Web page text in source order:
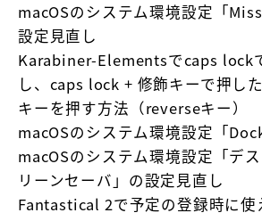
macOSのシステム環境設定「
設定見直し
Karabiner-Elementsでcaps lock
し、caps lock + 修飾キーで押し
キーを押す方法（reverseキー）
macOSのシステム環境設定「
macOSのシステム環境設定「デ
リーンセーバ」の設定見直し
Fantastical 2で予定の登録時に使